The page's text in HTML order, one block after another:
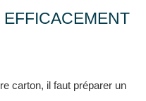
carton, il faut préparer un